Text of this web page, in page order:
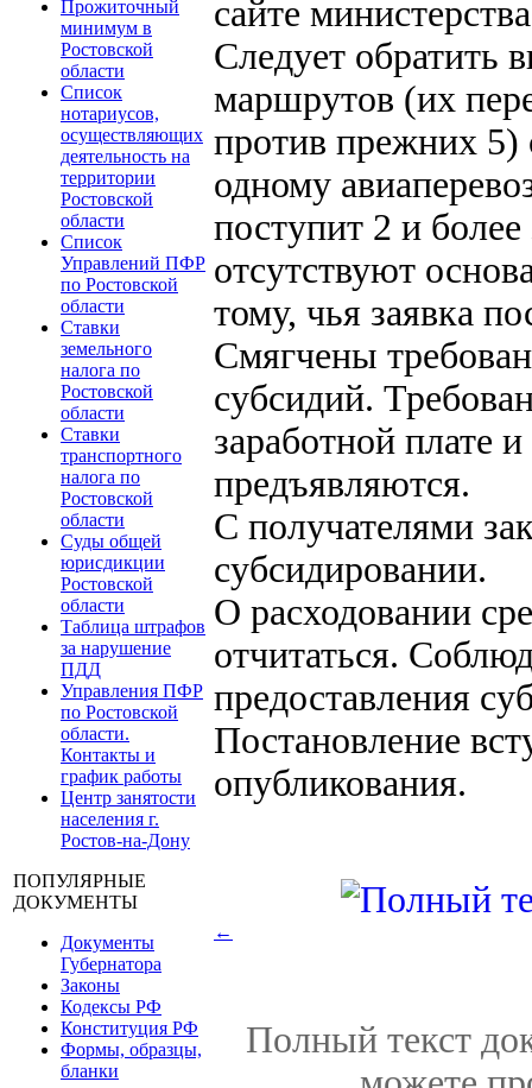
Прожиточный
минимум в
Ростовской
области
Список
нотариусов,
осуществляющих
деятельность на
территории
Ростовской
области
Список
Управлений ПФР
по Ростовской
области
Ставки
земельного
налога по
Ростовской
области
Ставки
транспортного
налога по
Ростовской
области
Суды общей
юрисдикции
Ростовской
области
Таблица штрафов
за нарушение
ПДД
Управления ПФР
по Ростовской
области.
Контакты и
график работы
Центр занятости
населения г.
Ростов-на-Дону
ПОПУЛЯРНЫЕ
ДОКУМЕНТЫ
Документы
Губернатора
Законы
Кодексы РФ
Конституция РФ
Формы, образцы,
бланки
сайте
Следует обратить
маршрутов (их
против прежних 5)
одному
поступит 2 и
отсутствуют
тому, чья заявка
Смягчены
субсидий.
заработной плате
предъявляются.
С получателями
субсидировании.
О расходовании
отчитаться.
предоставления
Постановление
опубликования.
←
Полный текст